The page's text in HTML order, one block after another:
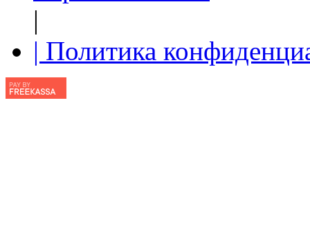
|
| Политика